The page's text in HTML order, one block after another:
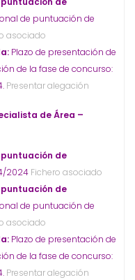
de puntuación de
asociado
Plazo de presentación de
de la fase de concurso:
Presentar alegación
de Área –
de
2024 Fichero asociado
de
de puntuación de
asociado
Plazo de presentación de
de la fase de concurso:
Presentar alegación